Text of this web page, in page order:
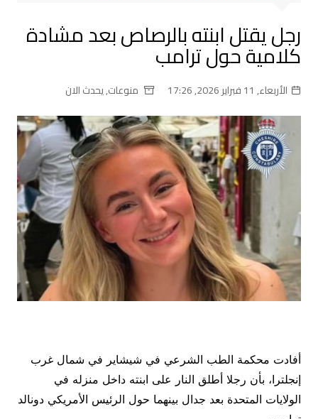
رجل يقتل ابنته بالرصاص بعد مشادة
كلامية حول ترامب
الأربعاء, 11 فبراير 2026, 17:26 منوعات,يحدث الان
أفادت محكمة الطب الشرعي في شيشاير في شمال غرب
إنجلترا، بأن رجلا أطلق النار على ابنته داخل منزله في
الولايات المتحدة بعد جدال بينهما حول الرئيس الأمريكي دونالد